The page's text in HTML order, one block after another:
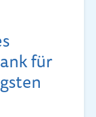
für